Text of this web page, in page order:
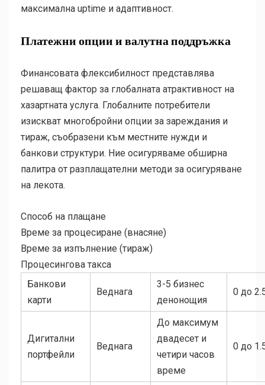
максимална uptime и адаптивност.
Платежни опции и валутна поддръжка
Финансовата флексибилност представлява
решаващ фактор за глобалната атрактивност на
хазартната услуга. Глобалните потребители
изискват многобройни опции за зареждания и
тираж, съобразени към местните нужди и
банкови структури. Ние осигуряваме обширна
палитра от разплащателни методи за осигуряване
на лекота.
Способ на плащане
Време за процесиране (внасяне)
Време за изпълнение (тираж)
Процесингова такса
Банкови
карти
Веднага
3-5 бизнес
денонощия
0 до
Дигитални
портфейли
Веднага
До максимум
двадесет и
четири часов
време
0 до